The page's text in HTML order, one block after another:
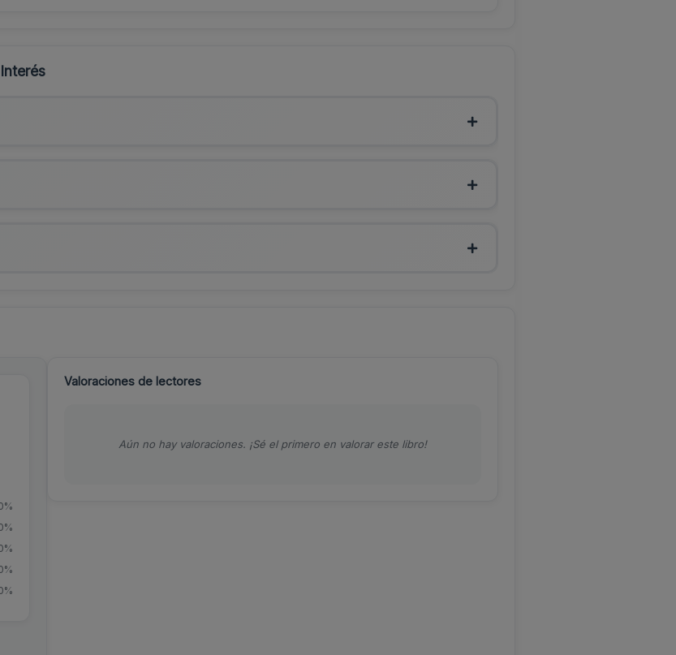
Valoraciones de lectores
Aún no hay valoraciones. ¡Sé el primero en valorar este libro!